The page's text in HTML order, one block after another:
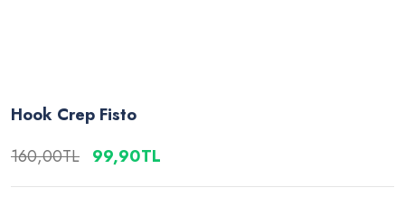
Hook Crep Fisto
160,00TL 99,90TL